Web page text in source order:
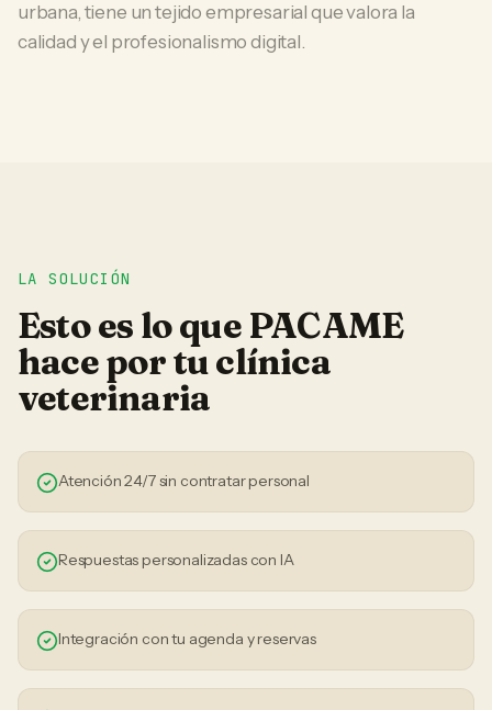
urbana, tiene un tejido empresarial que valora la
calidad y el profesionalismo digital.
LA SOLUCIÓN
Esto es lo que PACAME
hace por tuclínica
veterinaria
Atención 24/7 sin contratar personal
Respuestas personalizadas con IA
Integración con tu agenda y reservas